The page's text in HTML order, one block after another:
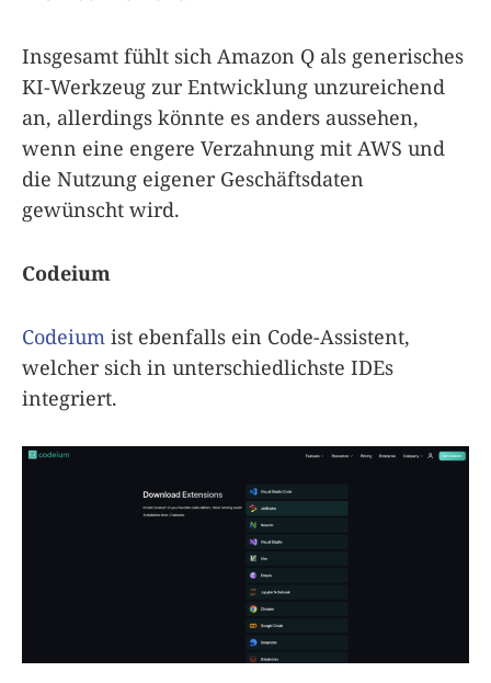
Insgesamt fühlt sich Amazon Q als generisches
KI-Werkzeug zur Entwicklung unzureichend
an, allerdings könnte es anders aussehen,
wenn eine engere Verzahnung mit AWS und
die Nutzung eigener Geschäftsdaten
gewünscht wird.
Codeium
Codeium ist ebenfalls ein Code-Assistent,
welcher sich in unterschiedlichste IDEs
integriert.